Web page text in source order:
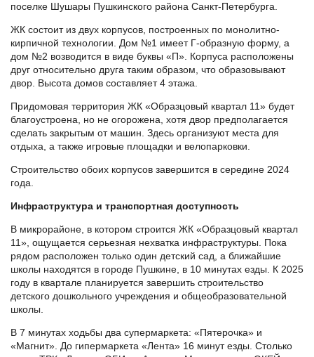
поселке Шушары Пушкинского района Санкт-Петербурга.
ЖК состоит из двух корпусов, построенных по монолитно-
кирпичной технологии. Дом №1 имеет Г-образную форму, а
дом №2 возводится в виде буквы «П». Корпуса расположены
друг относительно друга таким образом, что образовывают
двор. Высота домов составляет 4 этажа.
Придомовая территория ЖК «Образцовый квартал 11» будет
благоустроена, но не огорожена, хотя двор предполагается
сделать закрытым от машин. Здесь организуют места для
отдыха, а также игровые площадки и велопарковки.
Строительство обоих корпусов завершится в середине 2024
года.
Инфраструктура и транспортная доступность
В микрорайоне, в котором строится ЖК «Образцовый квартал
11», ощущается серьезная нехватка инфраструктуры. Пока
рядом расположен только один детский сад, а ближайшие
школы находятся в городе Пушкине, в 10 минутах езды. К 2025
году в квартале планируется завершить строительство
детского дошкольного учреждения и общеобразовательной
школы.
В 7 минутах ходьбы два супермаркета: «Пятерочка» и
«Магнит». До гипермаркета «Лента» 16 минут езды. Столько